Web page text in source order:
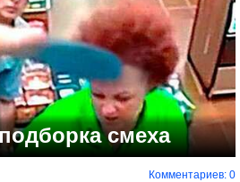
смеха
Комментариев: 0